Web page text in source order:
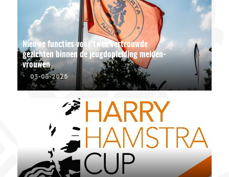
Nieuwe functies voor twee vertrouwde
gezichten binnen de jeugdopleiding meiden-
vrouwen
03-08-2026